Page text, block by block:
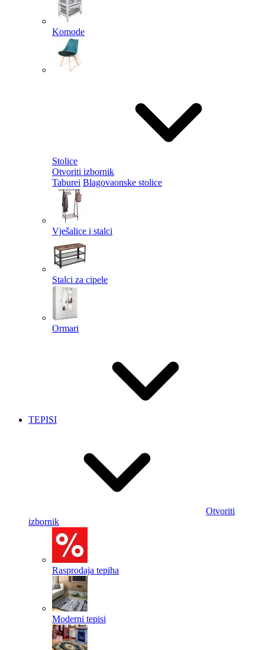
Komode
Stolice
Otvoriti izbornik
Taburei Blagovaonske stolice
Vješalice i stalci
Stalci za cipele
Ormari
TEPISI
Otvoriti
izbornik
Rasprodaja tepiha
Moderni tepisi